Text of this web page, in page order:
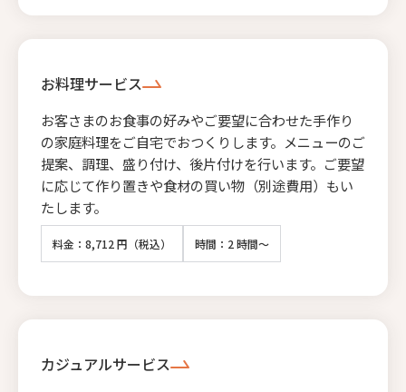
お料理サービス
お客さまのお食事の好みやご要望に合わせた手作り
の家庭料理をご自宅でおつくりします。メニューのご
提案、調理、盛り付け、後片付けを行います。ご要望
に応じて作り置きや食材の買い物（別途費用）もい
たします。
料金：8,712 円（税込） 時間：2 時間～
カジュアルサービス